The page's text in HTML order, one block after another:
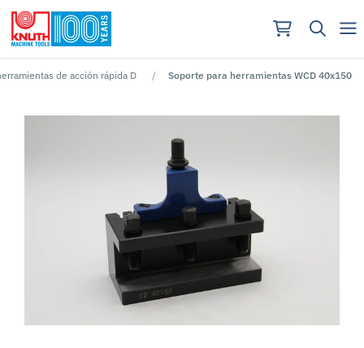
de acción rápida D Soporte para herramientas WCD 40x150